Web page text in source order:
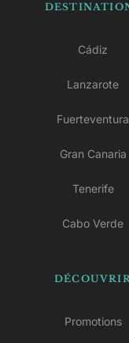
Cádiz
Lanzarote
Fuerteventura
Gran Canaria
Tenerife
Cabo Verde
Promotions